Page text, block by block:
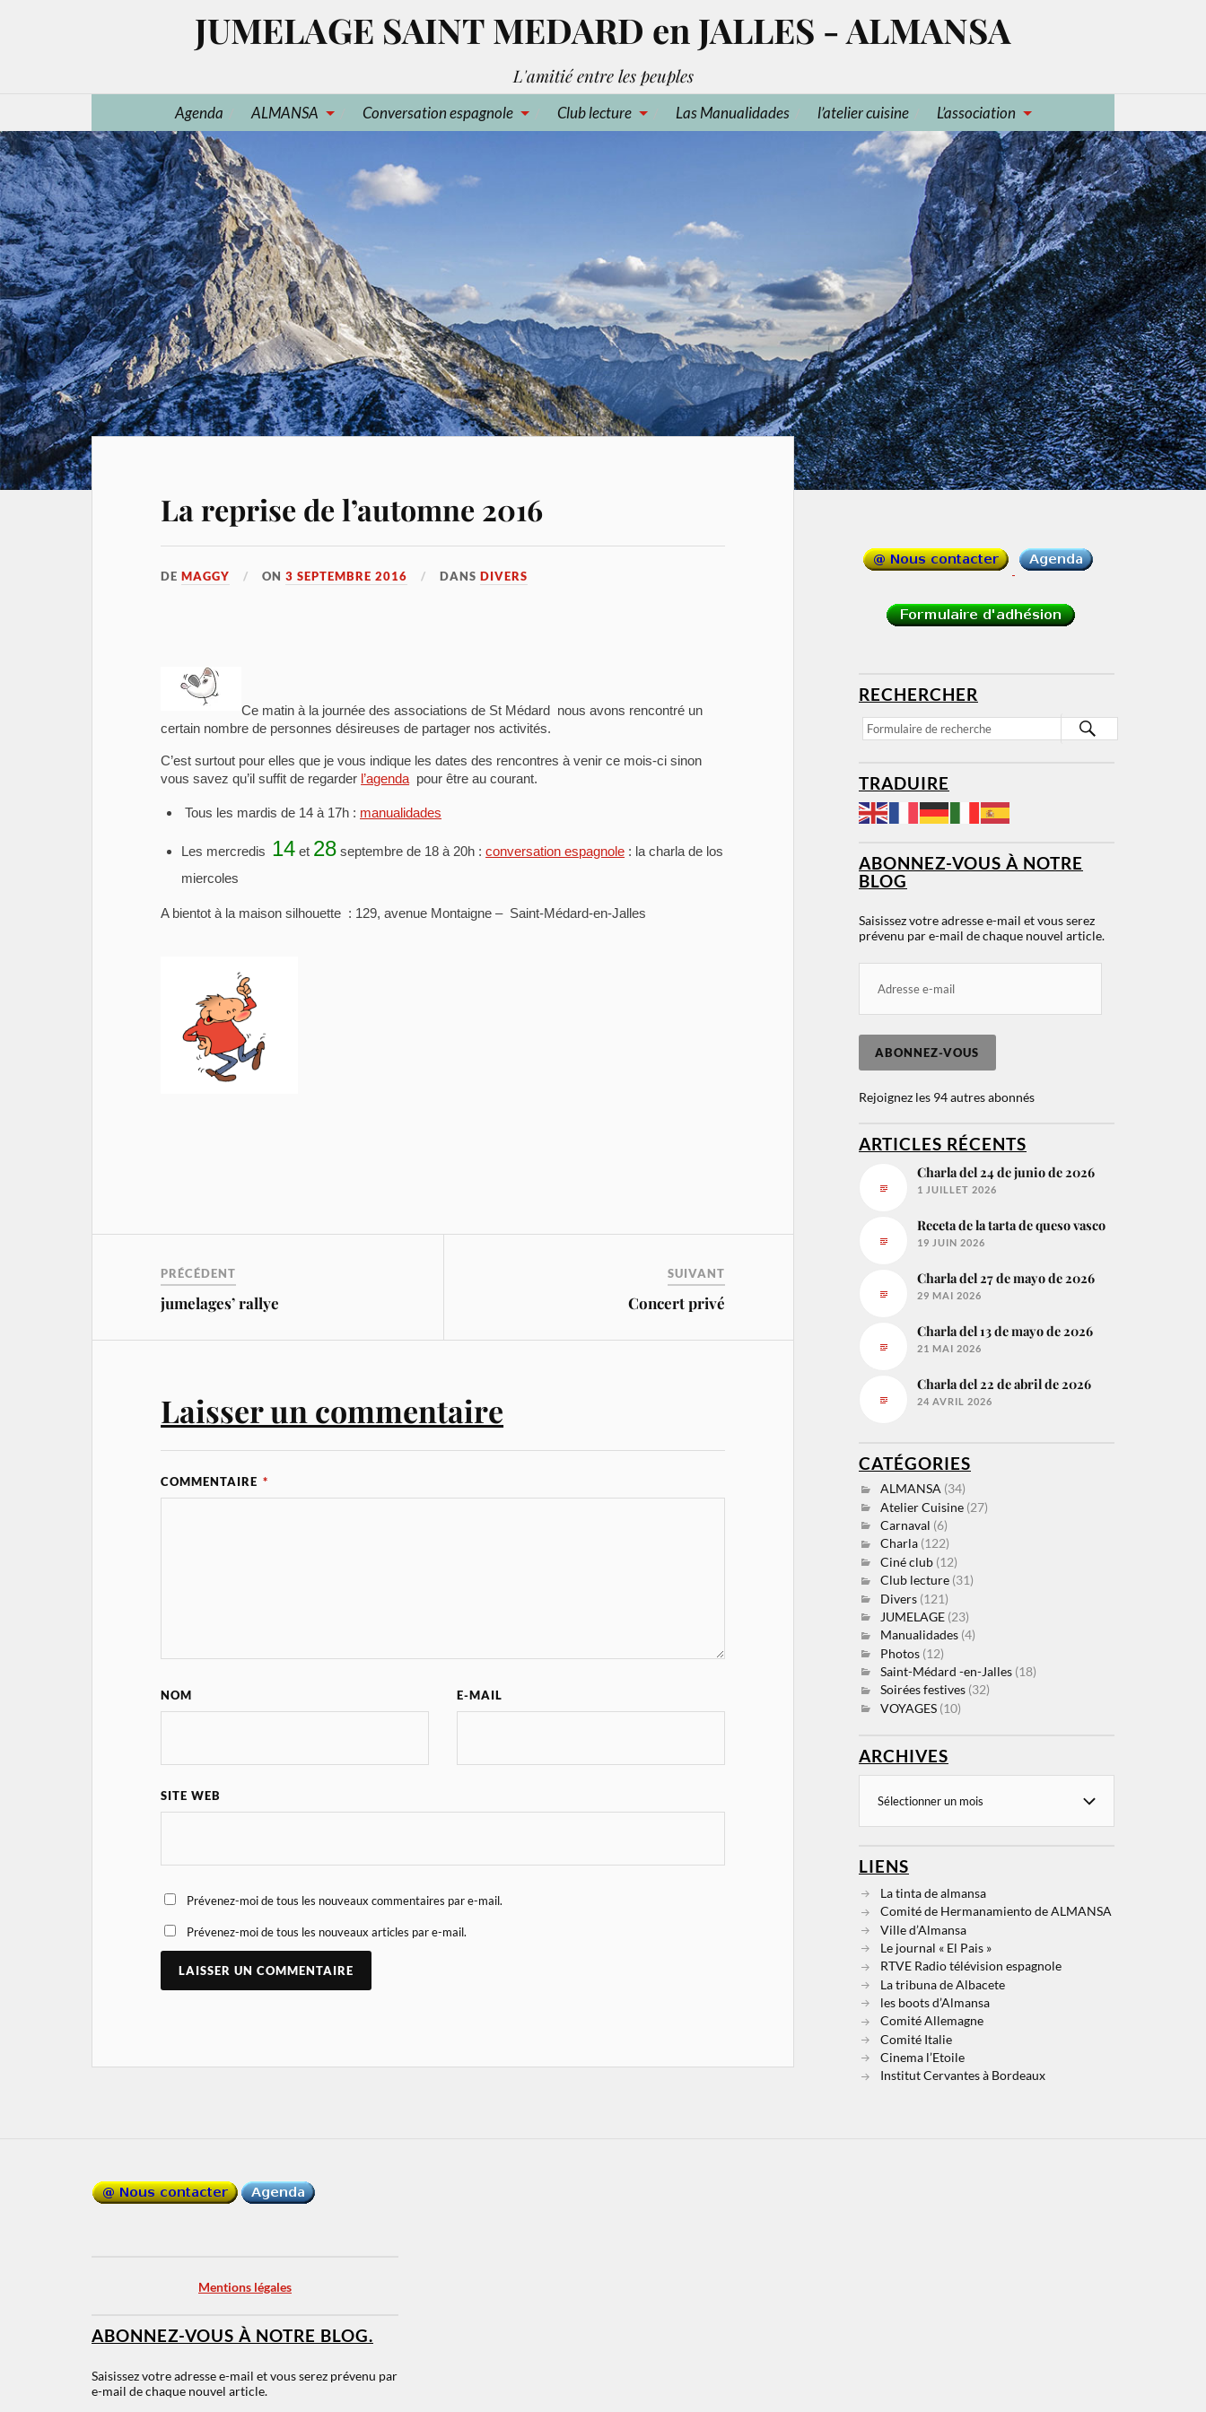
JUMELAGE SAINT MEDARD en JALLES - ALMANSA
L'amitié entre les peuples
Agenda ALMANSA Conversation espagnole Club lecture Las Manualidades l’atelier cuisine L’association
La reprise de l’automne 2016
DEMAGGY ON3 SEPTEMBRE 2016 DANSDIVERS
Ce matin à la journée des associations de St Médard nous avons rencontré un
certain nombre de personnes désireuses de partager nos activités.
C’est surtout pour elles que je vous indique les dates des rencontres à venir ce mois-ci sinon
vous savez qu’il suffit de regarder l’agenda pour être au courant.
Tous les mardis de 14 à 17h : manualidades
Les mercredis 14 et 28 septembre de 18 à 20h :conversation espagnole : la charla de los
miercoles
A bientot à la maison silhouette : 129, avenue Montaigne – Saint-Médard-en-Jalles
PRÉCÉDENT
jumelages’ rallye
SUIVANT
Concert privé
Laisser un commentaire
COMMENTAIRE *
NOM E-MAIL
SITE WEB
Prévenez-moi de tous les nouveaux commentaires par e-mail.
Prévenez-moi de tous les nouveaux articles par e-mail.
RECHERCHER
TRADUIRE
ABONNEZ-VOUS À NOTRE
BLOG
Saisissez votre adresse e-mail et vous serez
prévenu par e-mail de chaque nouvel article.
ABONNEZ-VOUS
Rejoignez les 94 autres abonnés
ARTICLES RÉCENTS
Charla del 24 de junio de 2026
1 JUILLET 2026
Receta de la tarta de queso vasco
19 JUIN 2026
Charla del 27 de mayo de 2026
29 MAI 2026
Charla del 13 de mayo de 2026
21 MAI 2026
Charla del 22 de abril de 2026
24 AVRIL 2026
CATÉGORIES
ALMANSA (34)
Atelier Cuisine (27)
Carnaval (6)
Charla (122)
Ciné club (12)
Club lecture (31)
Divers (121)
JUMELAGE (23)
Manualidades (4)
Photos (12)
Saint-Médard -en-Jalles (18)
Soirées festives (32)
VOYAGES (10)
ARCHIVES
LIENS
La tinta de almansa
Comité de Hermanamiento de ALMANSA
Ville d’Almansa
Le journal « El Pais »
RTVE Radio télévision espagnole
La tribuna de Albacete
les boots d’Almansa
Comité Allemagne
Comité Italie
Cinema l’Etoile
Institut Cervantes à Bordeaux
Mentions légales
ABONNEZ-VOUS À NOTRE BLOG.
Saisissez votre adresse e-mail et vous serez prévenu par
e-mail de chaque nouvel article.